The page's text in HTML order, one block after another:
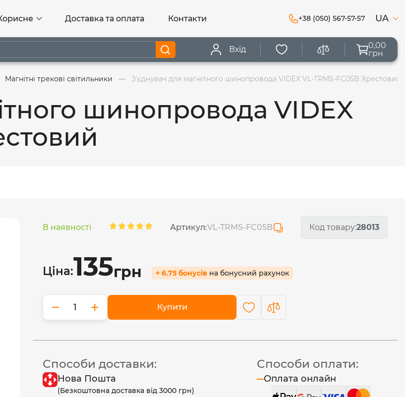
Доставка та оплата Контакти +38 (050) 567-57-57 UA
Вхід
0,00
грн
Магнітні трекові світильники З'єднувач для магнітного шинопровода VIDEX VL-TRMS-FC05B Хрестовий
шинопровода VIDEX
В наявності Артикул:VL-TRMS-FC05B Код товару:28013
Ціна:135грн + 6.75 бонусів на бонусний рахунок
− + Купити
Способи доставки:
Нова Пошта
(Безкоштовна доставка від 3000 грн)
Способи оплати:
Оплата онлайн